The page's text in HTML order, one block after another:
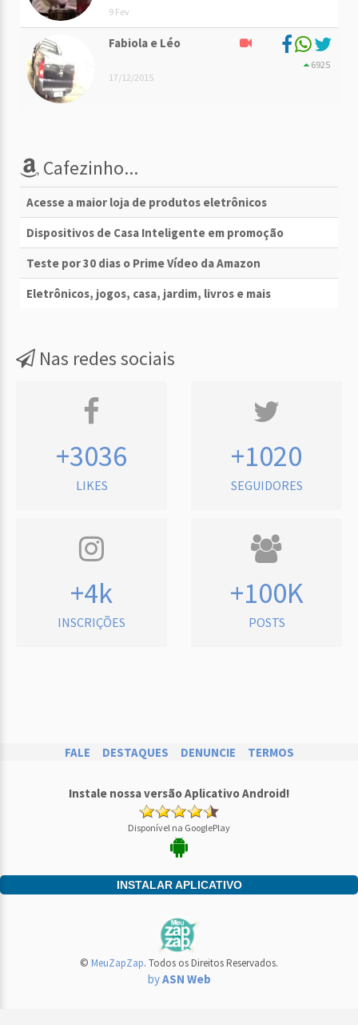
9 Fev
Fabiola e Léo
17/12/2015
6925
Cafezinho...
Acesse a maior loja de produtos eletrônicos
Dispositivos de Casa Inteligente em promoção
Teste por 30 dias o Prime Vídeo da Amazon
Eletrônicos, jogos, casa, jardim, livros e mais
Nas redes sociais
+3036
LIKES
+1020
SEGUIDORES
+4k
INSCRIÇÕES
+100K
POSTS
FALE DESTAQUES DENUNCIE TERMOS
Instale nossa versão Aplicativo Android!
Disponível na GooglePlay
INSTALAR APLICATIVO
© MeuZapZap. Todos os Direitos Reservados.
byASN Web